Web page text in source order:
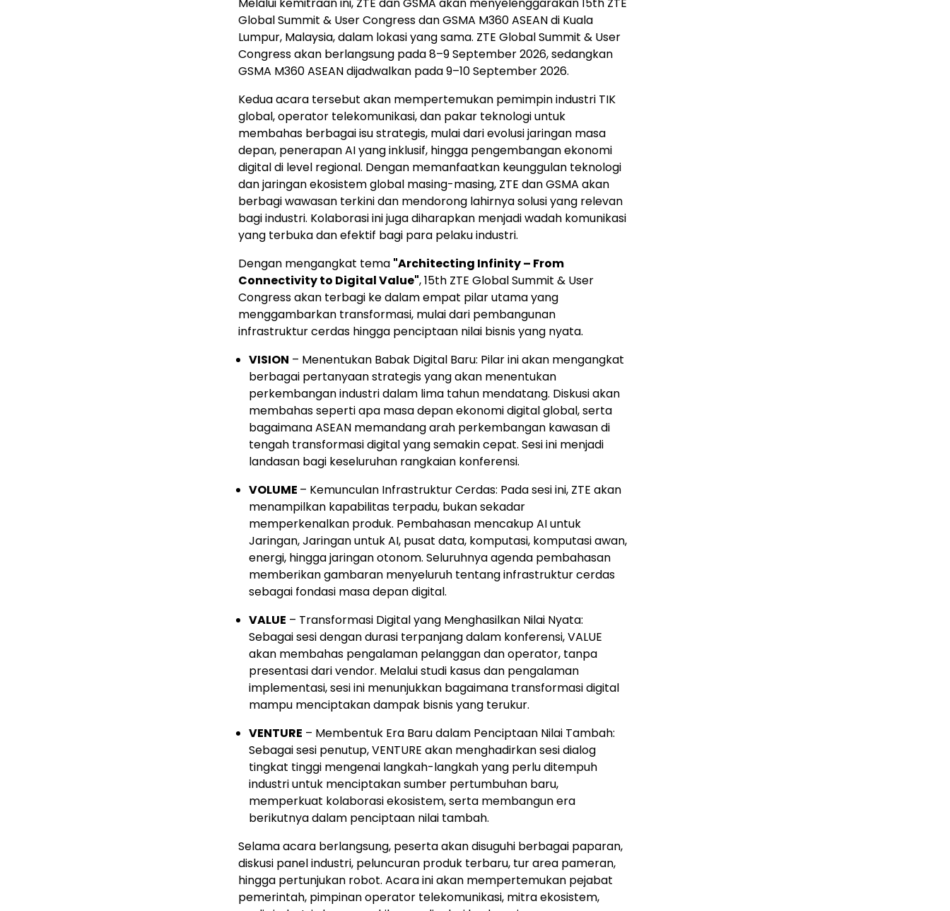
Global Summit & User Congress dan GSMA M360 ASEAN di Kuala
Lumpur, Malaysia, dalam lokasi yang sama. ZTE Global Summit & User
Congress akan berlangsung pada 8–9 September 2026, sedangkan
GSMA M360 ASEAN dijadwalkan pada 9–10 September 2026.
Kedua acara tersebut akan mempertemukan pemimpin industri TIK
global, operator telekomunikasi, dan pakar teknologi untuk
membahas berbagai isu strategis, mulai dari evolusi jaringan masa
depan, penerapan AI yang inklusif, hingga pengembangan ekonomi
digital di level regional. Dengan memanfaatkan keunggulan teknologi
dan jaringan ekosistem global masing-masing, ZTE dan GSMA akan
berbagi wawasan terkini dan mendorong lahirnya solusi yang relevan
bagi industri. Kolaborasi ini juga diharapkan menjadi wadah komunikasi
yang terbuka dan efektif bagi para pelaku industri.
Dengan mengangkat tema "Architecting Infinity – From
Connectivity to Digital Value", 15th ZTE Global Summit & User
Congress akan terbagi ke dalam empat pilar utama yang
menggambarkan transformasi, mulai dari pembangunan
infrastruktur cerdas hingga penciptaan nilai bisnis yang nyata.
VISION – Menentukan Babak Digital Baru: Pilar ini akan mengangkat
berbagai pertanyaan strategis yang akan menentukan
perkembangan industri dalam lima tahun mendatang. Diskusi akan
membahas seperti apa masa depan ekonomi digital global, serta
bagaimana ASEAN memandang arah perkembangan kawasan di
tengah transformasi digital yang semakin cepat. Sesi ini menjadi
landasan bagi keseluruhan rangkaian konferensi.
VOLUME – Kemunculan Infrastruktur Cerdas: Pada sesi ini, ZTE akan
menampilkan kapabilitas terpadu, bukan sekadar
memperkenalkan produk. Pembahasan mencakup AI untuk
Jaringan, Jaringan untuk AI, pusat data, komputasi, komputasi awan,
energi, hingga jaringan otonom. Seluruhnya agenda pembahasan
memberikan gambaran menyeluruh tentang infrastruktur cerdas
sebagai fondasi masa depan digital.
VALUE – Transformasi Digital yang Menghasilkan Nilai Nyata:
Sebagai sesi dengan durasi terpanjang dalam konferensi, VALUE
akan membahas pengalaman pelanggan dan operator, tanpa
presentasi dari vendor. Melalui studi kasus dan pengalaman
implementasi, sesi ini menunjukkan bagaimana transformasi digital
mampu menciptakan dampak bisnis yang terukur.
VENTURE – Membentuk Era Baru dalam Penciptaan Nilai Tambah:
Sebagai sesi penutup, VENTURE akan menghadirkan sesi dialog
tingkat tinggi mengenai langkah-langkah yang perlu ditempuh
industri untuk menciptakan sumber pertumbuhan baru,
memperkuat kolaborasi ekosistem, serta membangun era
berikutnya dalam penciptaan nilai tambah.
Selama acara berlangsung, peserta akan disuguhi berbagai paparan,
diskusi panel industri, peluncuran produk terbaru, tur area pameran,
hingga pertunjukan robot. Acara ini akan mempertemukan pejabat
pemerintah, pimpinan operator telekomunikasi, mitra ekosistem,